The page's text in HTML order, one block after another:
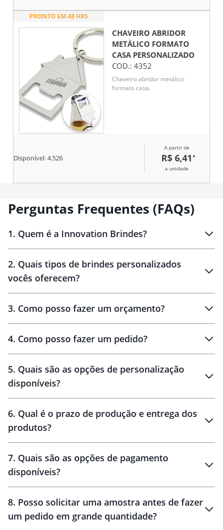
PRONTO EM 48 HRS
CHAVEIRO ABRIDOR
METÁLICO FORMATO
CASAPERSONALIZADO
COD.: 4352
Chaveiro abridor metálico
formato casa.
Disponível:4.526
A partir de
R$ 6,41 *
a unidade
Perguntas Frequentes (FAQs)
1. Quem é a Innovation Brindes?
Brindes personalizados
2. Quais tipos de brindes personalizados
vocês oferecem?
personalizados
3. Como posso fazer um orçamento?
brinde
personalização
4. Como posso fazer um pedido?
amostra virtual
5. Quais são as opções de personalização
disponíveis?
6. Qual é o prazo de produção e entrega dos
produtos?
10 dias
brinde
48 horas
7. Quais são as opções de pagamento
disponíveis?
8. Posso solicitar uma amostra antes de fazer
um pedido em grande quantidade?